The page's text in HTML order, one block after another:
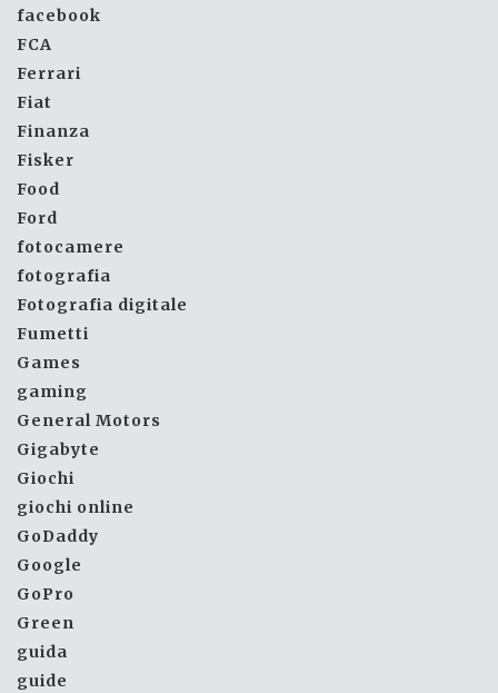
facebook
FCA
Ferrari
Fiat
Finanza
Fisker
Food
Ford
fotocamere
fotografia
Fotografia digitale
Fumetti
Games
gaming
General Motors
Gigabyte
Giochi
giochi online
GoDaddy
Google
GoPro
Green
guida
guide